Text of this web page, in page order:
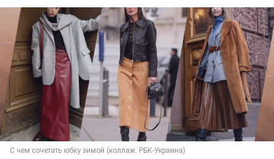
С чем сочетать юбку зимой (коллаж: РБК-Украина)